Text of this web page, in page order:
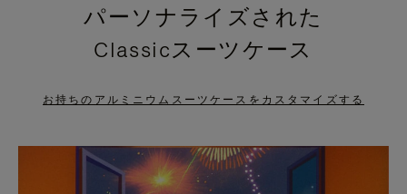
PRESS
PAUSE
PRESS
TO
UNMUTE
パーソナライズされた
Classicスーツケース
お持ちのアルミニウムスーツケースをカスタマイズする